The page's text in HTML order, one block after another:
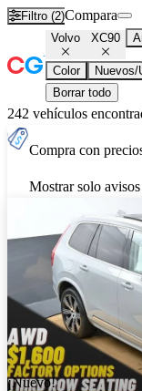
Filtro (2)Compara
Volvo XC90
Color
Borrar todo
242 vehículos
Compra con
Mostrar solo
¡Nuevo!